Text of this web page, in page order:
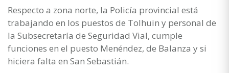
Respecto a zona norte, la Policía provincial está
trabajando en los puestos de Tolhuin y personal de
la Subsecretaría de Seguridad Vial, cumple
funciones en el puesto Menéndez, de Balanza y si
hiciera falta en San Sebastián.